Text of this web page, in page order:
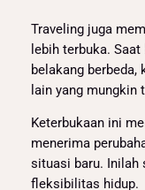
Traveling juga
lebih terbuka.
belakang
lain yang mungkin
Keterbukaan ini
menerima
situasi baru. Inilah
fleksibilitas hidup.